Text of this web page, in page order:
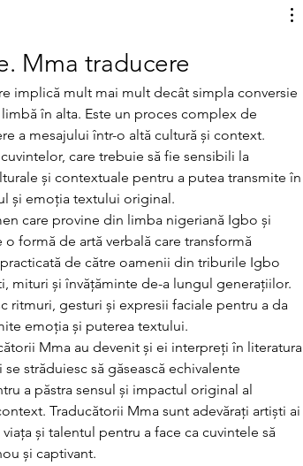
Mma traducere
implică mult mai mult decât simpla conversie
în alta. Este un proces complex de
a mesajului într-o altă cultură și context.
care trebuie să fie sensibili la
și contextuale pentru a putea transmite în
și emoția textului original.
care provine din limba nigeriană Igbo și
formă de artă verbală care transformă
de către oamenii din triburile Igbo
mituri și învățăminte de-a lungul generațiilor.
ritmuri, gesturi și expresii faciale pentru a da
emoția și puterea textului.
Mma au devenit și ei interpreți în literatura
străduiesc să găsească echivalente
a păstra sensul și impactul original al
Traducătorii Mma sunt adevărați artiști ai
și talentul pentru a face ca cuvintele să
și captivant.